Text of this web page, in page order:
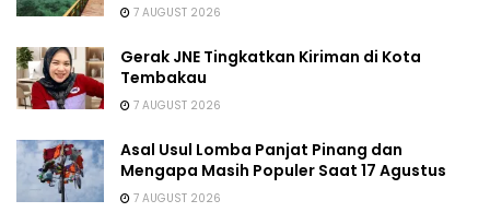
7 AUGUST 2026
Gerak JNE Tingkatkan Kiriman di Kota
Tembakau
7 AUGUST 2026
Asal Usul Lomba Panjat Pinang dan
Mengapa Masih Populer Saat 17 Agustus
7 AUGUST 2026